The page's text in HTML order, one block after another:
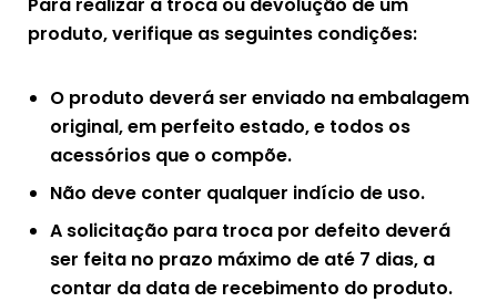
produto, verifique as seguintes condições:
O produto deverá ser enviado na embalagem
original, em perfeito estado, e todos os
acessórios que o compõe.
Não deve conter qualquer indício de uso.
A solicitação para troca por defeito deverá
ser feita no prazo máximo de até 7 dias, a
contar da data de recebimento do produto.